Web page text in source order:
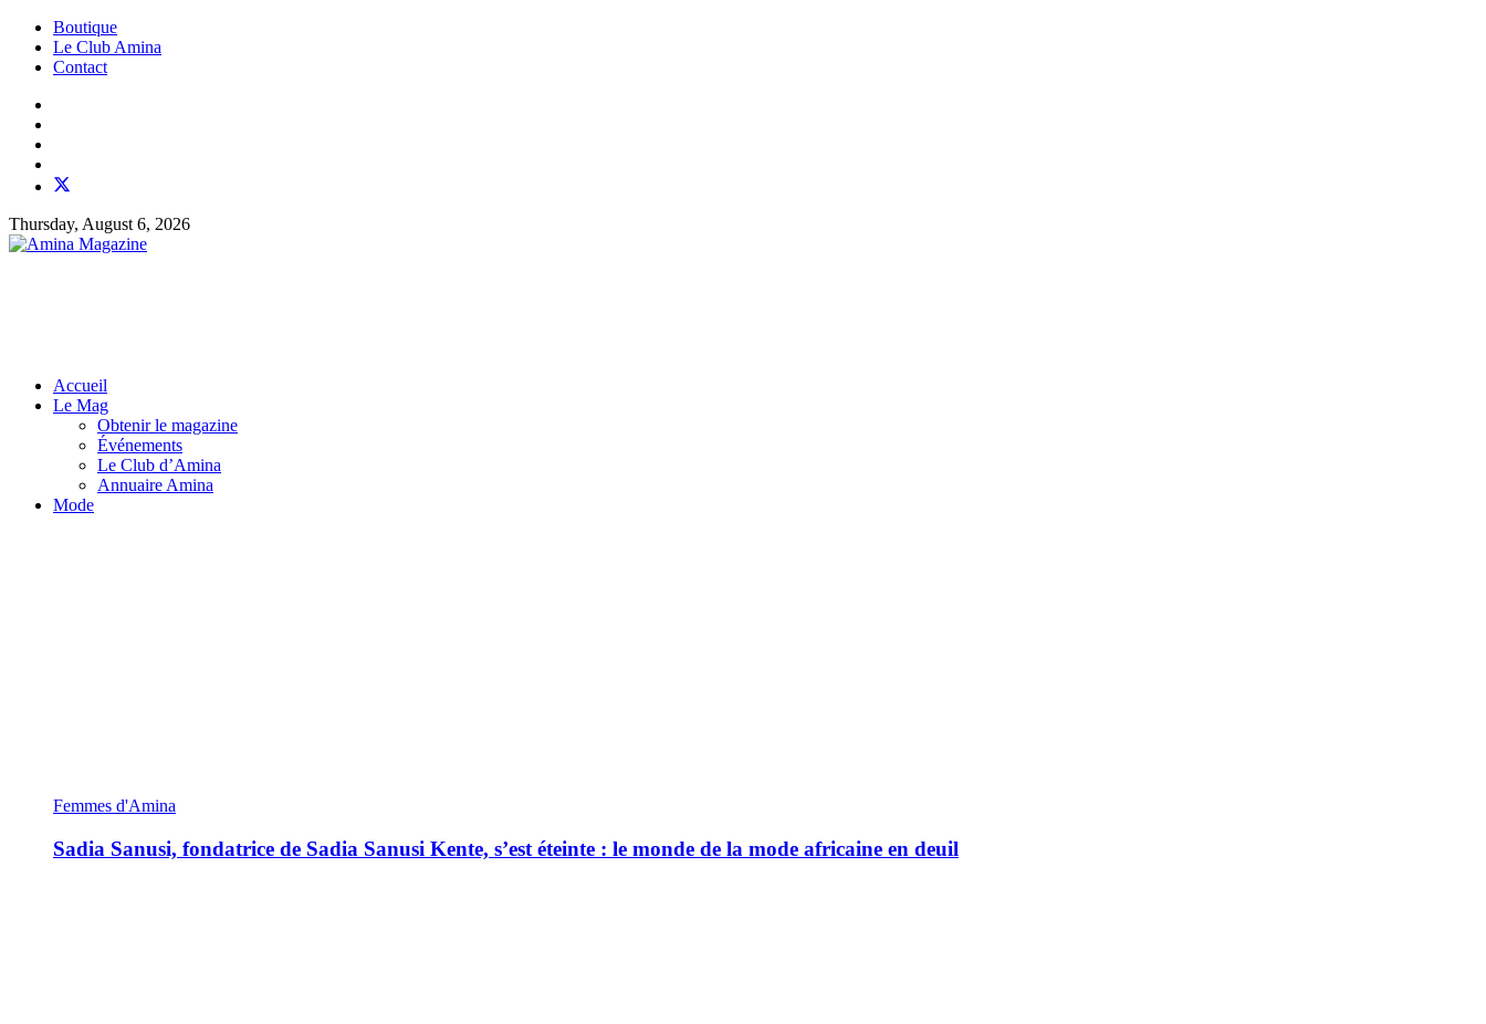
Boutique
Le Club Amina
Contact
Thursday, August 6, 2026
Accueil
Le Mag
Obtenir le magazine
Événements
Le Club d’Amina
Annuaire Amina
Mode
Femmes d'Amina
Sadia Sanusi, fondatrice de Sadia Sanusi Kente, s’est éteinte : le monde de la mode africaine en deuil